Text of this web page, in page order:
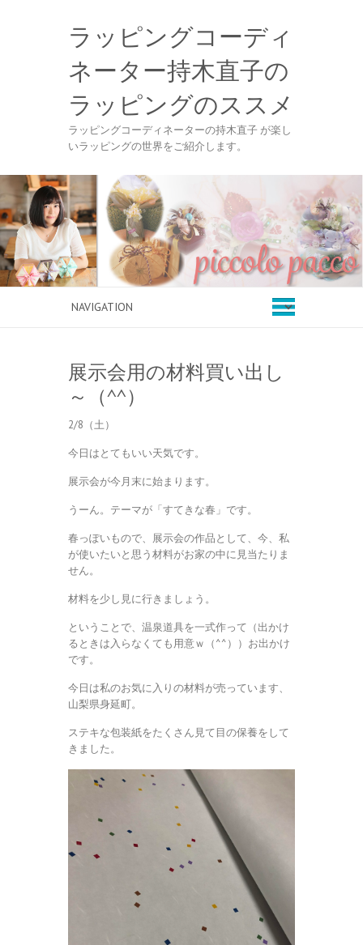
ラッピングコーディ
ネーター持木直子の
ラッピングのススメ
ラッピングコーディネーターの持木直子 が楽し
いラッピングの世界をご紹介します。
展示会用の材料買い出し
～（^^）
2/8（土）
今日はとてもいい天気です。
展示会が今月末に始まります。
うーん。テーマが「すてきな春」です。
春っぽいもので、展示会の作品として、今、私
が使いたいと思う材料がお家の中に見当たりま
せん。
材料を少し見に行きましょう。
ということで、温泉道具を一式作って（出かけ
るときは入らなくても用意ｗ（^^））お出かけ
です。
今日は私のお気に入りの材料が売っています、
山梨県身延町。
ステキな包装紙をたくさん見て目の保養をして
きました。